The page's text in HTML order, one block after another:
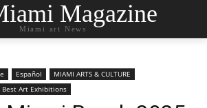
Magazine
Miami art News
Español
MIAMI ARTS & CULTURE
Art Exhibitions